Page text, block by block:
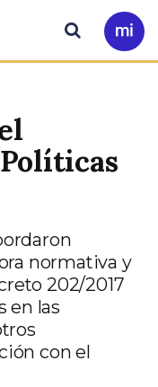
Ir
a
Buscar
normativa y
202/2017
en las
con el